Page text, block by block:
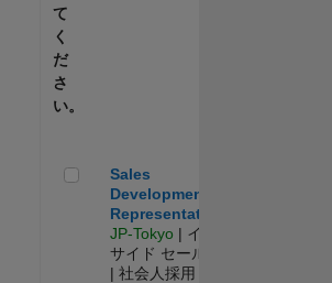
て
く
だ
さ
い。
Sales Development Representative
Sales
Development
Representative
JP-Tokyo | イン
サイド セールス
| 社会人採用